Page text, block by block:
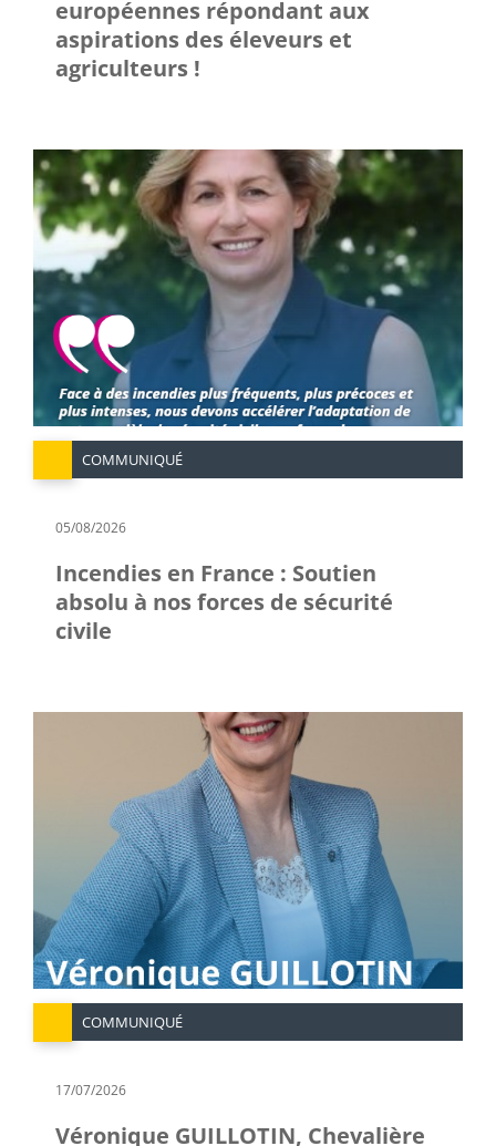
européennes répondant aux
aspirations des éleveurs et
agriculteurs !
COMMUNIQUÉ
05/08/2026
Incendies en France : Soutien
absolu à nos forces de sécurité
civile
COMMUNIQUÉ
17/07/2026
Véronique GUILLOTIN, Chevalière